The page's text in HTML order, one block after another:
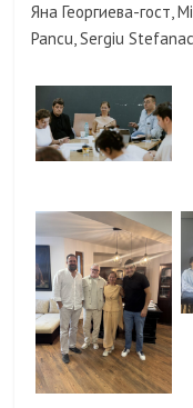
Яна Георгиева-гост,
Pancu, Sergiu